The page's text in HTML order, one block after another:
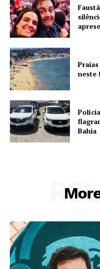
neste
Bahia